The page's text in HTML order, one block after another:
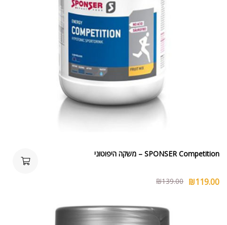
SPONSER Competition – משקה היפוטוני
₪139.00 ₪119.00